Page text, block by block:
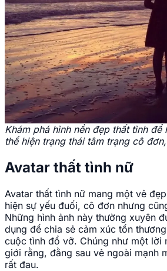
Khám phá hình nền đẹp thất tình để
thể hiện trạng thái tâm trạng cô
Avatar thất tình nữ
Avatar thất tình nữ mang một vẻ
hiện sự yếu đuối, cô đơn nhưng
Những hình ảnh này thường xuyên
dụng để chia sẻ cảm xúc tổn
cuộc tình đổ vỡ. Chúng như một lời
giới rằng, đằng sau vẻ ngoài mạnh
rất đau.